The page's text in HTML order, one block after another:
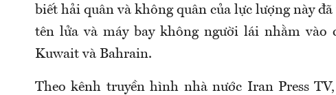
biết hải quân và không quân của lực lượng này
tên lửa và máy bay không người lái nhằm vào
Kuwait và Bahrain.
Theo kênh truyền hình nhà nước Iran Press